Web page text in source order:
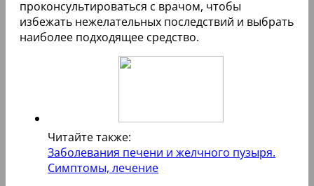
проконсультироваться с врачом, чтобы
избежать нежелательных последствий и выбрать
наиболее подходящее средство.
Читайте также:
Заболевания печени и желчного пузыря.
Симптомы, лечение